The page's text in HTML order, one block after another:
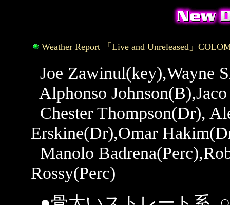
Weather Report 「Live and Unreleased」
Joe Zawinul(key),Wayne
Alphonso
Chester Thompson(Dr),
Erskine(Dr),Omar
Manolo
Rossy(Perc)